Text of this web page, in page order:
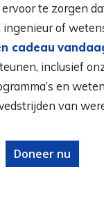
ervoor te zorgen
ingenieur of
cadeau
inclusief
en
van
Doneer nu